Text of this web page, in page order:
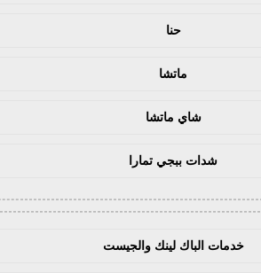
حنا
ماتشا
شاي ماتشا
شدات ببجي تمارا
خدمات الباك لينك والجيست